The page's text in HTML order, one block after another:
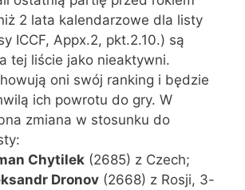
2 lata kalendarzowe dla listy
ICCF, Appx.2, pkt.2.10.) są
tej liście jako nieaktywni.
oni swój ranking i będzie
ich powrotu do gry. W
zmiana w stosunku do
Chytilek (2685) z Czech;
Dronov (2668) z Rosji, 3-